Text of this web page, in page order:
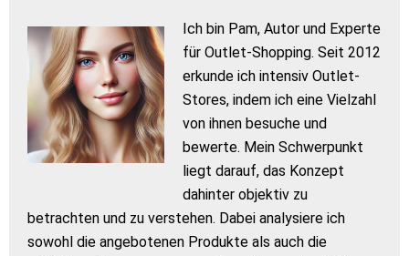
Ich bin Pam, Autor und Experte
für Outlet-Shopping. Seit 2012
erkunde ich intensiv Outlet-
Stores, indem ich eine Vielzahl
von ihnen besuche und
bewerte. Mein Schwerpunkt
liegt darauf, das Konzept
dahinter objektiv zu
betrachten und zu verstehen. Dabei analysiere ich
sowohl die angebotenen Produkte als auch die